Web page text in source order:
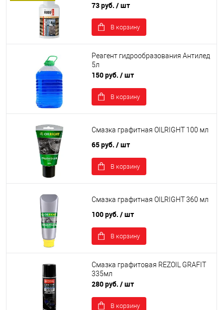
73 руб. / шт
В корзину
Реагент гидрообразования Антилед
5л
150 руб. / шт
В корзину
Смазка графитная OILRIGHT 100 мл
65 руб. / шт
В корзину
Смазка графитная OILRIGHT 360 мл
100 руб. / шт
В корзину
Смазка графитовая REZOIL GRAFIT
335мл
280 руб. / шт
В корзину